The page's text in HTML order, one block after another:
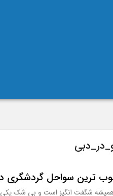
ترین سواحل گردشگری
شگفت انگیز است و بی شک یکی